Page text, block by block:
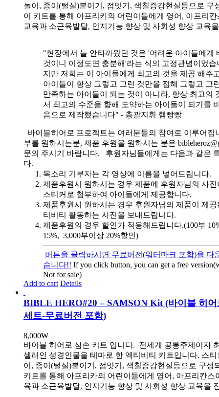
놀이, 종이(털실)붙이기, 점잇기, 색칠증강현실등으로 구
이 키트를 통해 아프리카의 어린이들에게 영어, 아프리
교육과 소근육발달, 인지기능 향상 및 사회성 향상 교육
"현장에서 늘 안타까웠던 것은 '어려운 아이들에게
것이니 이정도면 충분해'라는 식의 고정관념이었습
지만 저희는 이 아이들에게 최고의 것을 제공 해주
아이들이 항상 그렇고 그런 것만을 접해 그렇고 그
만족하는 아이들이 되는 것이 아니라, 항상 최고의
서 최고의 수준을 향해 도약하는 아이들이 되기를
음으로 제작했습니다" - 총괄지휘 햄빵빵
바이블히어로 프로젝트는 여러분들의 참여로 이루어집
부를 원하시는분, 제품 후원을 원하시는 분은
문의 주시기 바랍니다. 후원자님들에게는 다음과 같은
다.
목소리 기부자는 각 영상에 이름을 넣어드립니다.
제품후원시 원하시는 경우 제품에 후원자님의 사
스티커로 첨부하여 아이들에게 제공합니다.
제품후원시 원하시는 경우 후원자님의 제품이 제
티비티 활동하는 사진을 보내드립니다.
제품후원의 경우 할인가 적용해드립니다.(100부
15%, 3,000부이상 20%할인)
버튼을 클릭하시면 무료버전(워터마크 포함)을 다
습니다!! If you click button, you can get a free
Not for sale)
Add to cart Details
BIBLE HERO#20 – SAMSON Kit (바이블 히어
세트-무료버전 포함)
8,000₩
바이블 히어로 삼손 키트 입니다. 전세계 공통주제이자
셀러인 성경인물을 테마로 한 엑티비티 키트입니다. 스
이, 종이(털실)붙이기, 점잇기, 색칠증강현실등으로 구성
키트를 통해 아프리카의 어린이들에게 영어, 아프리칸스
육과 소근육발달, 인지기능 향상 및 사회성 향상 교육을